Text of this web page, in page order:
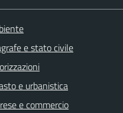
e stato civile
e urbanistica
e commercio